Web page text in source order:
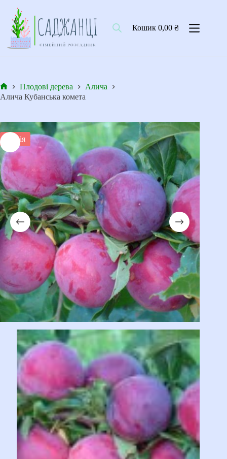
вмісту
Кошик0,00₴
Головна
Плодові дерева
Алича
Алича Кубанська комета
Акція